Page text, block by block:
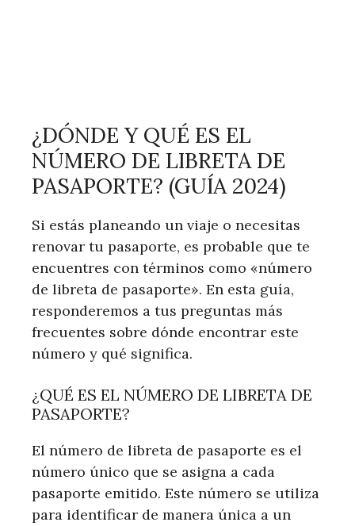
¿DÓNDE Y QUÉ ES EL
NÚMERO DE LIBRETA DE
PASAPORTE? (GUÍA 2024)
Si estás planeando un viaje o necesitas
renovar tu pasaporte, es probable que te
encuentres con términos como «número
de libreta de pasaporte». En esta guía,
responderemos a tus preguntas más
frecuentes sobre dónde encontrar este
número y qué significa.
¿QUÉ ES EL NÚMERO DE LIBRETA DE
PASAPORTE?
El número de libreta de pasaporte es el
número único que se asigna a cada
pasaporte emitido. Este número se utiliza
para identificar de manera única a un